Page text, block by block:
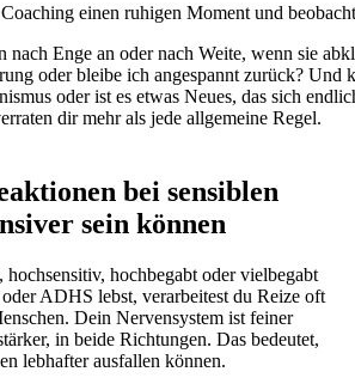
einen ruhigen Moment und
nach Enge an oder nach Weite, wenn sie
oder bleibe ich angespannt zurück? Und
oder ist es etwas Neues, das sich
dir mehr als jede allgemeine Regel.
bei sensiblen
sein können
hochsensitiv, hochbegabt oder vielbegabt
ADHS lebst, verarbeitest du Reize oft
Dein Nervensystem ist feiner
in beide Richtungen. Das bedeutet,
lebhafter ausfallen können.